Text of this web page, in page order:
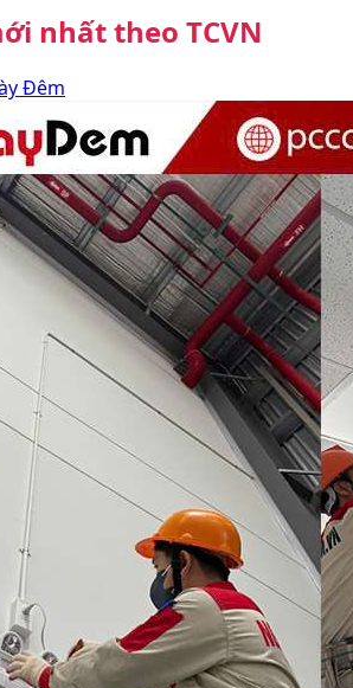
Nhận báo giá
nhất theo TCVN
Đêm